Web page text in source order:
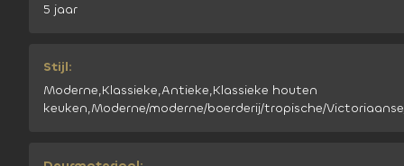
5 jaar
Stijl:
Moderne,Klassieke,Antieke,Klassieke houten
keuken,Moderne/moderne/boerderij/tropische/